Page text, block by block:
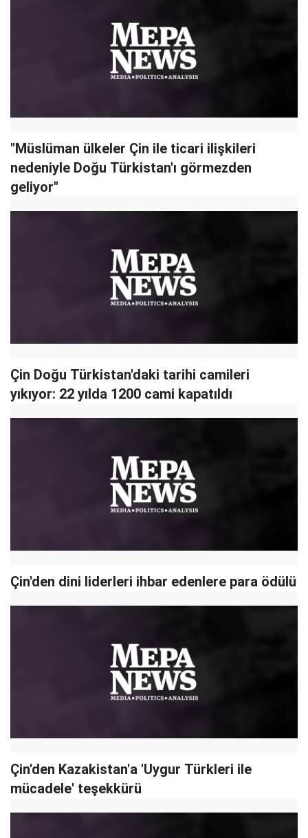
"Müslüman ülkeler Çin ile ticari ilişkileri
nedeniyle Doğu Türkistan'ı görmezden
geliyor"
Çin Doğu Türkistan'daki tarihi camileri
yıkıyor: 22 yılda 1200 cami kapatıldı
Çin'den dini liderleri ihbar edenlere para ödülü
Çin'den Kazakistan'a 'Uygur Türkleri ile
mücadele' teşekkürü